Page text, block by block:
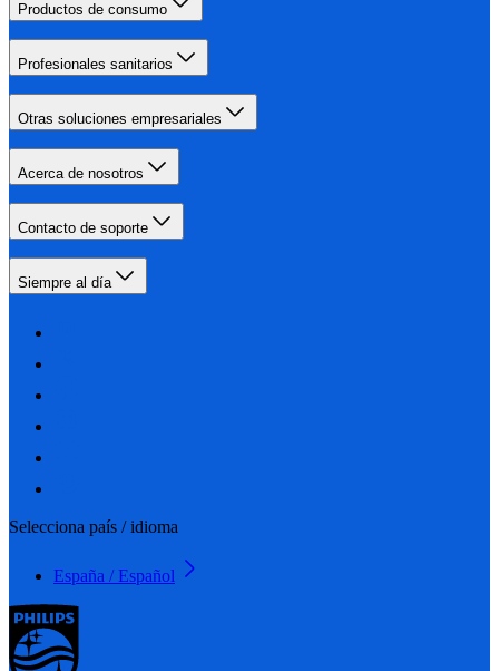
Productos de consumo
Profesionales sanitarios
Otras soluciones empresariales
Acerca de nosotros
Contacto de soporte
Siempre al día
Selecciona país / idioma
España / Español